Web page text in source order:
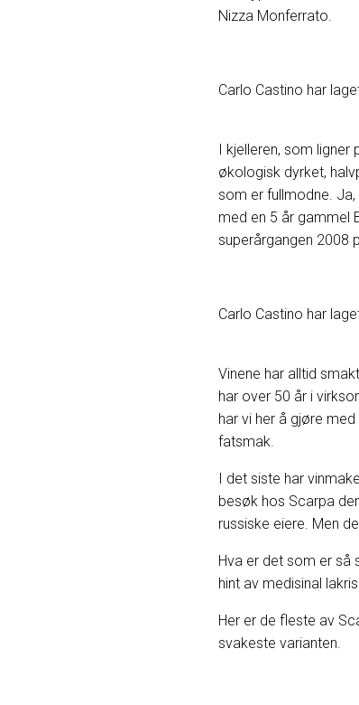
Nizza Monferrato.
Carlo Castino har
I kjelleren, som ligner
økologisk dyrket,
som er fullmodne.
med en 5 år gammel
superårgangen 2008
Carlo Castino har
Vinene har alltid
har over 50 år i
har vi her å gjøre
fatsmak.
I det siste har
besøk hos Scarpa
russiske eiere. Men
Hva er det som er så
hint av medisinal
Her er de fleste av
svakeste varianten.